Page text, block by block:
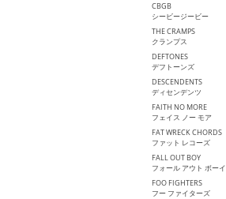
CBGB
シービージービー
THE CRAMPS
クランプス
DEFTONES
デフトーンズ
DESCENDENTS
ディセンデンツ
FAITH NO MORE
フェイス ノー モア
FAT WRECK CHORDS
ファット レコーズ
FALL OUT BOY
フォール アウト ボーイ
FOO FIGHTERS
フー ファイターズ